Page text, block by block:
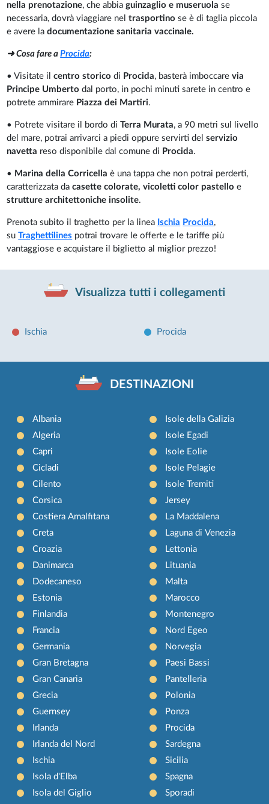
nella prenotazione, che abbia guinzaglio e museruola se
necessaria, dovrà viaggiare neltrasportino se è di taglia piccola
e avere ladocumentazione sanitaria vaccinale.
➜ Cosa fare aProcida:
• Visitate ilcentro storico di Procida, basterà imboccarevia
Principe Umberto dal porto, in pochi minuti sarete in centro e
potrete ammirare Piazza dei Martiri.
• Potrete visitare il bordo diTerra Murata, a 90 metri sul livello
del mare, potrai arrivarci a piedi oppure servirti delservizio
navetta reso disponibile dal comune di Procida.
• Marina della Corricella è una tappa che non potrai perderti,
caratterizzata dacasette colorate, vicoletti color pastello e
strutture architettoniche insolite.
Prenota subito il traghetto per la linea Ischia Procida,
suTraghettilines potrai trovare le offerte e le tariffe più
vantaggiose e acquistare il biglietto al miglior prezzo!
Visualizza tutti i collegamenti
Ischia Procida
DESTINAZIONI
Albania
Algeria
Capri
Cicladi
Cilento
Corsica
Costiera Amalfitana
Creta
Croazia
Danimarca
Dodecaneso
Estonia
Finlandia
Francia
Germania
Gran Bretagna
Gran Canaria
Grecia
Guernsey
Irlanda
Irlanda del Nord
Ischia
Isola d'Elba
Isola del Giglio
Isole della Galizia
Isole Egadi
Isole Eolie
Isole Pelagie
Isole Tremiti
Jersey
La Maddalena
Laguna di Venezia
Lettonia
Lituania
Malta
Marocco
Montenegro
Nord Egeo
Norvegia
Paesi Bassi
Pantelleria
Polonia
Ponza
Procida
Sardegna
Sicilia
Spagna
Sporadi